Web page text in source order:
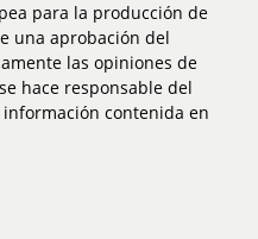
para la producción de
una aprobación del
las opiniones de
hace responsable del
contenida en